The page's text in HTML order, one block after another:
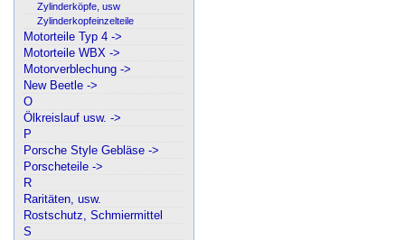
Zylinderköpfe, usw
Zylinderkopfeinzelteile
Motorteile Typ 4 ->
Motorteile WBX ->
Motorverblechung ->
New Beetle ->
O
Ölkreislauf usw. ->
P
Porsche Style Gebläse ->
Porscheteile ->
R
Raritäten, usw.
Rostschutz, Schmiermittel
S